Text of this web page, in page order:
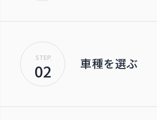
STEP.
02 車種を選ぶ